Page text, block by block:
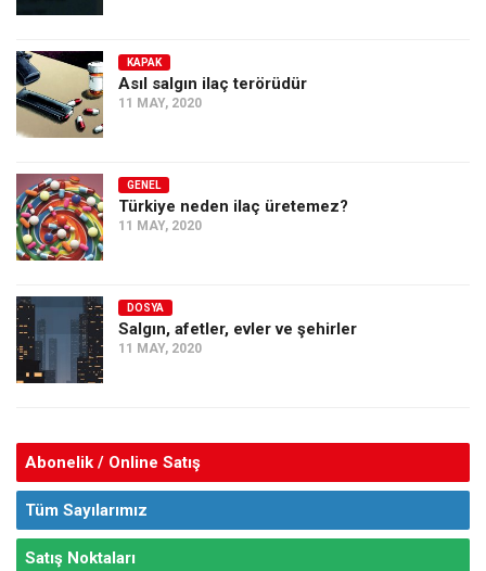
KAPAK
Asıl salgın ilaç terörüdür
11 MAY, 2020
GENEL
Türkiye neden ilaç üretemez?
11 MAY, 2020
DOSYA
Salgın, afetler, evler ve şehirler
11 MAY, 2020
Abonelik / Online Satış
Tüm Sayılarımız
Satış Noktaları